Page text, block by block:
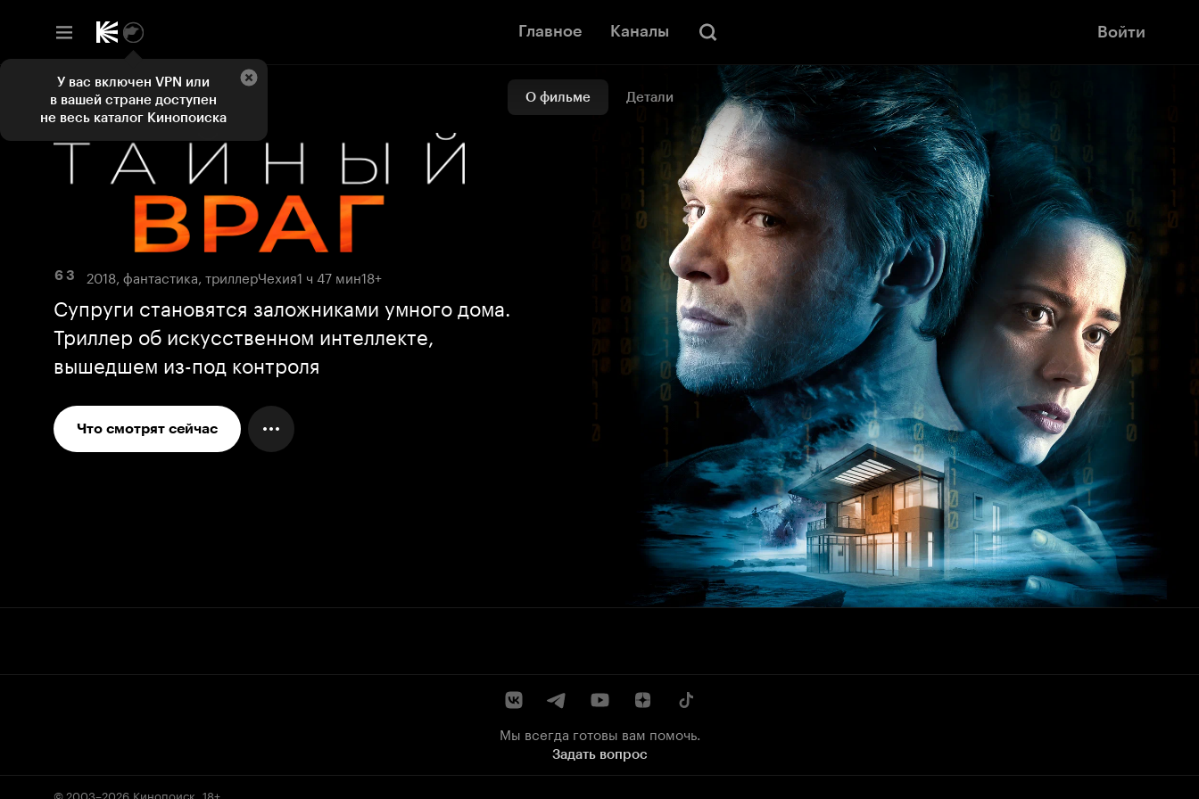
Главное Каналы Войти
О фильме Детали
6 3 2018, фантастика, триллерЧехия1 ч 47 мин18+
Супруги становятся заложниками умного дома.
Триллер об искусственном интеллекте,
вышедшем из-под контроля
Что смотрят сейчас
Мы всегда готовы вам помочь.
Задать вопрос
© 2003–2026 Кинопоиск 18+
У вас включен VPN или
в вашей стране доступен
не весь каталог Кинопоиска